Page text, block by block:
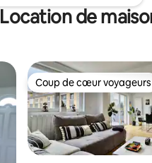
Location de
Coup de cœur voyageurs
Coup de cœur voyageurs